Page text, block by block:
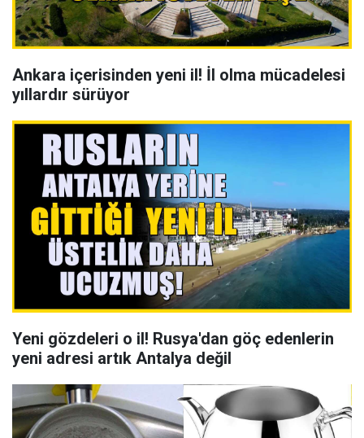
Ankara içerisinden yeni il! İl olma mücadelesi
yıllardır sürüyor
Yeni gözdeleri o il! Rusya'dan göç edenlerin
yeni adresi artık Antalya değil